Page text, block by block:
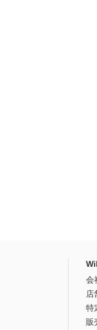
会
店
特
販